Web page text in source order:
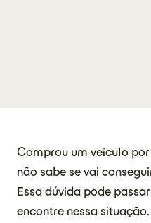
Comprou um veículo
não sabe se vai
Essa dúvida pode
encontre nessa